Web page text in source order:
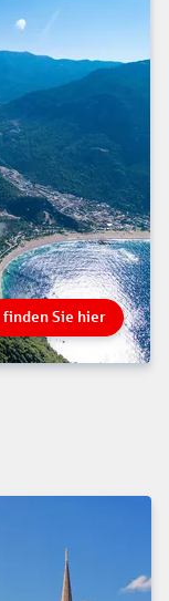
finden Sie hier